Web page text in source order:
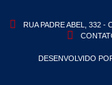
RUA PADRE ABEL, 332 -
DESENVOLVIDO